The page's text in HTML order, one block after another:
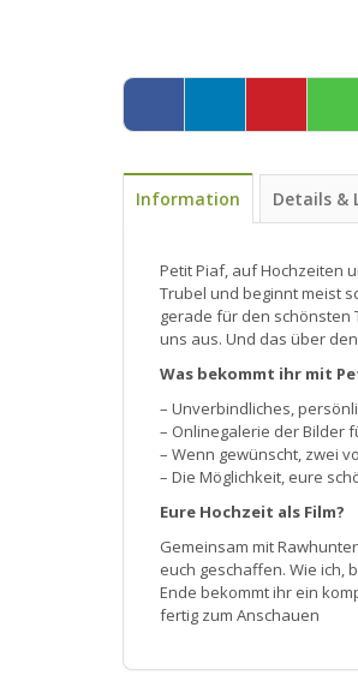
Information Details &
Petit Piaf, auf Hochzeiten
Trubel und beginnt meist
gerade für den schönsten
uns aus. Und das über
Was bekommt ihr mit
– Unverbindliches,
– Onlinegalerie der Bilder
– Wenn gewünscht, zwei
– Die Möglichkeit, eure
Eure Hochzeit als Film?
Gemeinsam mit
euch geschaffen. Wie ich,
Ende bekommt ihr ein
fertig zum Anschauen